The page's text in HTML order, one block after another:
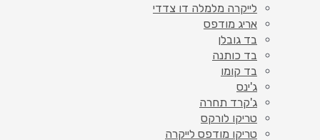
לייקרה מלמלה דו צדדי
אריג מודפס
בד גובלן
בד כותנה
בד קומו
ג'ינס
ג'קרד תחרה
טריקו לורקס
טריקו מודפס לייקרה